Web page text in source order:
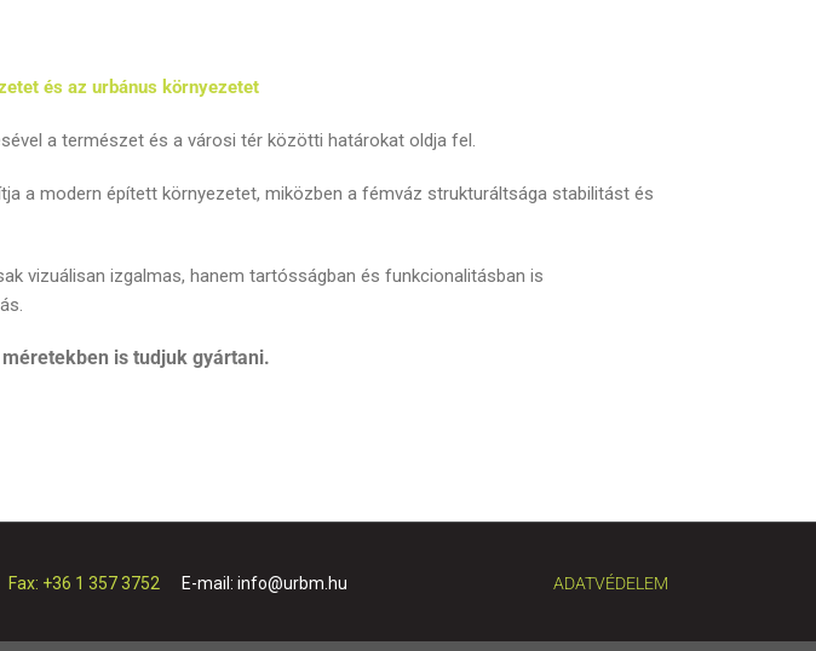
és az urbánus környezetet
a természet és a városi tér közötti határokat oldja fel.
a modern épített környezetet, miközben a fémváz strukturáltsága stabilitást és
vizuálisan izgalmas, hanem tartósságban és funkcionalitásban is
is tudjuk gyártani.
Fax: +36 1 357 3752 E-mail: info@urbm.hu ADATVÉDELEM